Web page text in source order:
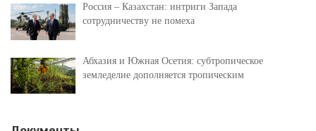
Россия – Казахстан: интриги Запада
сотрудничеству не помеха
Абхазия и Южная Осетия: субтропическое
земледелие дополняется тропическим